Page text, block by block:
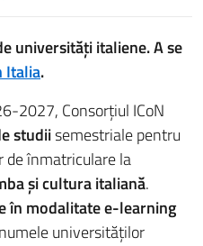
universități italiene. A se
Italia.
2027, Consorțiul ICoN
studiisemestriale pentru
de înmatriculare la
și cultura italiană.
în modalitate e-learning
universităților